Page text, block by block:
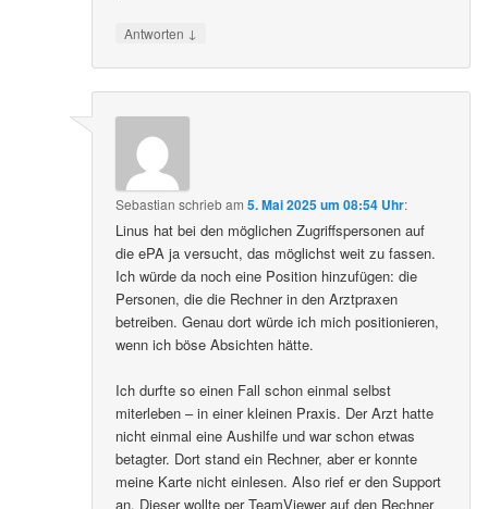
Antworten ↓
Sebastian schriebam5. Mai 2025 um 08:54 Uhr:
Linus hat bei den möglichen Zugriffspersonen auf
die ePA ja versucht, das möglichst weit zu fassen.
Ich würde da noch eine Position hinzufügen: die
Personen, die die Rechner in den Arztpraxen
betreiben. Genau dort würde ich mich positionieren,
wenn ich böse Absichten hätte.
Ich durfte so einen Fall schon einmal selbst
miterleben – in einer kleinen Praxis. Der Arzt hatte
nicht einmal eine Aushilfe und war schon etwas
betagter. Dort stand ein Rechner, aber er konnte
meine Karte nicht einlesen. Also rief er den Support
an. Dieser wollte per TeamViewer auf den Rechner